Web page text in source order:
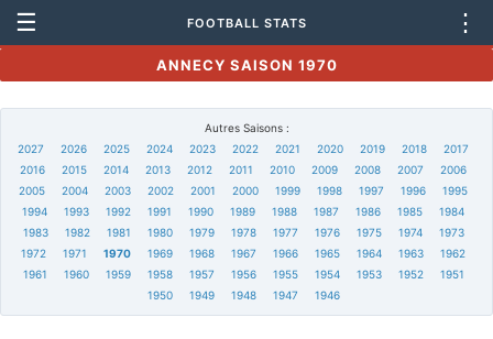
☰ FOOTBALL STATS ⋮
ANNECY SAISON 1970
Autres Saisons :
2027
2026 2025 2024 2023 2022 2021 2020 2019 2018
2017
2016
2015 2014 2013 2012 2011 2010 2009 2008 2007
2006
2005
2004 2003 2002 2001 2000 1999 1998 1997 1996
1995
1994
1993 1992 1991 1990 1989 1988 1987 1986 1985
1984
1983
1982 1981 1980 1979 1978 1977 1976 1975 1974
1973
1972
1971 1970 1969 1968 1967 1966 1965 1964 1963
1962
1961
1960 1959 1958 1957 1956 1955 1954 1953 1952
1951
1950
1949 1948 1947 1946